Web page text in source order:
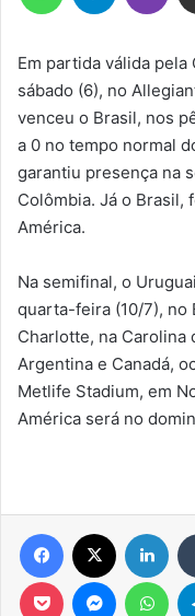
Em partida válida
sábado (6), no
venceu o Brasil, nos
a 0 no tempo normal
garantiu presença na
Colômbia. Já o Brasil,
América.
Na semifinal, o
quarta-feira (10/7), no
Charlotte, na Carolina
Argentina e Canadá,
Metlife Stadium, em
América será no
Facebook
Pocket Messenger